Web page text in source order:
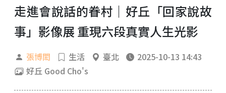
走進會說話的眷村｜好丘「回家說故
事」影像展 重現六段真實人生光影
張博閎 生活 臺北
2025-10-13 14:43
好丘 Good Cho's